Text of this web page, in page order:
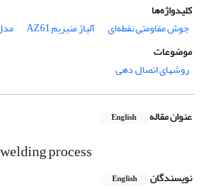
کلیدواژه‌ها
جوش مقاومتی نقطه‌ای
آلیاژ منیزیم AZ61
موضوعات
روشهای اتصال دهی
عنوان مقاله English
process
نویسندگان English